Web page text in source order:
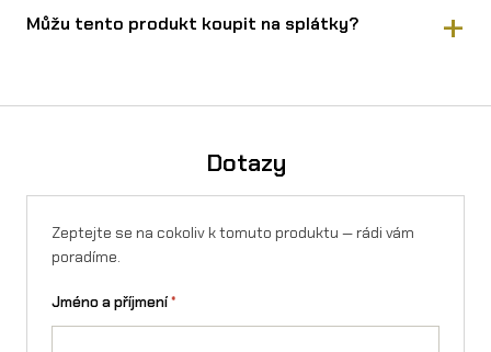
Můžu tento produkt koupit na splátky?
Dotazy
Zeptejte se na cokoliv k tomuto produktu — rádi vám
poradíme.
Jméno a příjmení*